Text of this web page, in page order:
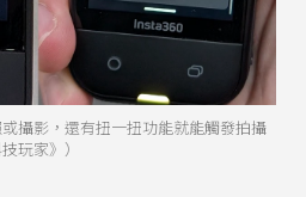
攝影，還有扭一扭功能就能觸發拍攝
玩家》）